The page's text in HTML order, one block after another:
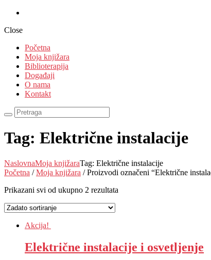
Close
Početna
Moja knjižara
Biblioterapija
Događaji
O nama
Kontakt
Tag: Električne instalacije
NaslovnaMoja knjižaraTag: Električne instalacije
Početna /Moja knjižara / Proizvodi označeni “Električne
Prikazani svi od ukupno 2 rezultata
Akcija!
Električne instalacije i osvetljenje